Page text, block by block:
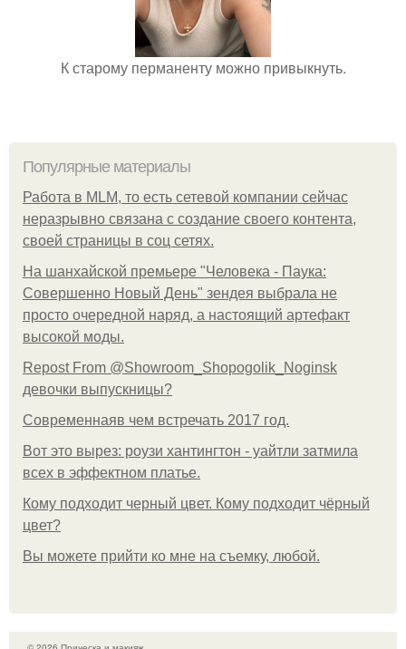
К старому перманенту можно привыкнуть.
Популярные материалы
Работа в MLM, то есть сетевой компании сейчас
неразрывно связана с создание своего контента,
своей страницы в соц сетях.
На шанхайской премьере "Человека - Паука:
Совершенно Новый День" зендея выбрала не
просто очередной наряд, а настоящий артефакт
высокой моды.
Repost From @Showroom_Shopogolik_Noginsk
девочки выпускницы?
Современнаяв чем встречать 2017 год.
Вот это вырез: роузи хантингтон - уайтли затмила
всех в эффектном платьe.
Кому подходит черный цвет. Кому подходит чёрный
цвет?
Вы можете прийти ко мне на съемку, любой.